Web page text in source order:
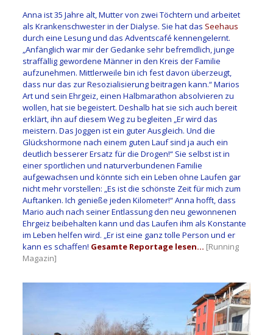
Anna ist 35 Jahre alt, Mutter von zwei Töchtern und arbeitet
als Krankenschwester in der Dialyse. Sie hat das Seehaus
durch eine Lesung und das Adventscafé kennengelernt.
„Anfänglich war mir der Gedanke sehr befremdlich, junge
straffällig gewordene Männer in den Kreis der Familie
aufzunehmen. Mittlerweile bin ich fest davon überzeugt,
dass nur das zur Resozialisierung beitragen kann.“ Marios
Art und sein Ehrgeiz, einen Halbmarathon absolvieren zu
wollen, hat sie begeistert. Deshalb hat sie sich auch bereit
erklärt, ihn auf diesem Weg zu begleiten „Er wird das
meistern. Das Joggen ist ein guter Ausgleich. Und die
Glückshormone nach einem guten Lauf sind ja auch ein
deutlich besserer Ersatz für die Drogen!“ Sie selbst ist in
einer sportlichen und naturverbundenen Familie
aufgewachsen und könnte sich ein Leben ohne Laufen gar
nicht mehr vorstellen: „Es ist die schönste Zeit für mich zum
Auftanken. Ich genieße jeden Kilometer!“ Anna hofft, dass
Mario auch nach seiner Entlassung den neu gewonnenen
Ehrgeiz beibehalten kann und das Laufen ihm als Konstante
im Leben helfen wird. „Er ist eine ganz tolle Person und er
kann es schaffen! Gesamte Reportage lesen… [Running
Magazin]